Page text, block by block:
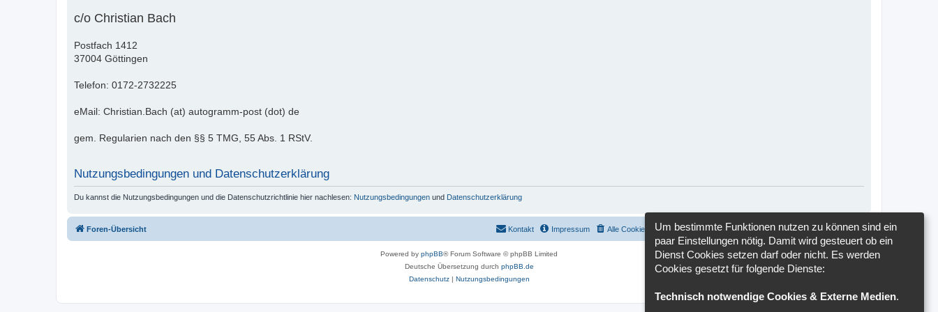
c/o Christian Bach
Postfach 1412
37004 Göttingen
Telefon: 0172-2732225
eMail: Christian.Bach (at) autogramm-post (dot) de
gem. Regularien nach den §§ 5 TMG, 55 Abs. 1 RStV.
Nutzungsbedingungen und Datenschutzerklärung
Du kannst die Nutzungsbedingungen und die Datenschutzrichtlinie hier nachlesen: Nutzungsbedingungen und Datenschutzerklärung
Foren-Übersicht Alle Zeiten sind UTC+02:00
Cookie-Einstellungen
Alle Cookies löschen
Impressum
Kontakt
Powered by phpBB® Forum Software © phpBB Limited
Deutsche Übersetzung durch phpBB.de
Datenschutz| Nutzungsbedingungen
Um bestimmte Funktionen nutzen zu können sind ein
paar Einstellungen nötig. Damit wird gesteuert ob ein
Dienst Cookies setzen darf oder nicht. Es werden
Cookies gesetzt für folgende Dienste:
Technisch notwendige Cookies & Externe Medien.